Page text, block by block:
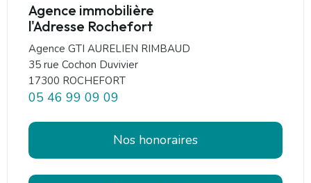
Agence immobilière
l'Adresse Rochefort
Agence GTI AURELIEN RIMBAUD
35 rue Cochon Duvivier
17300 ROCHEFORT
05 46 99 09 09
Nos honoraires